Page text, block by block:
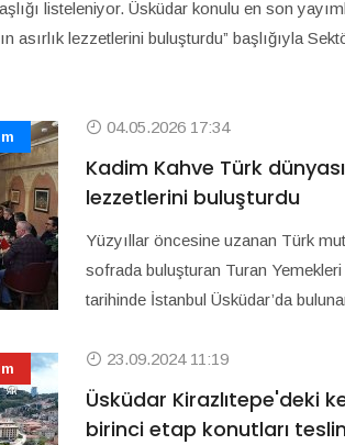
listeleniyor. Üsküdar konulu en son
asırlık lezzetlerini buluşturdu” başlığıyla
04.05.2026 17:34
Kadim Kahve Türk
lezzetlerini buluşturdu
Yüzyıllar öncesine uzanan Türk
sofrada buluşturan Turan
tarihinde İstanbul Üsküdar’da
23.09.2024 11:19
Üsküdar Kirazlıtepe'deki
birinci etap konutları